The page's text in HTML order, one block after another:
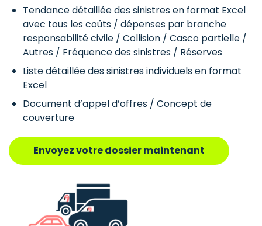
Tendance détaillée des sinistres en format Excel
avec tous les coûts / dépenses par branche
responsabilité civile / Collision / Casco partielle /
Autres / Fréquence des sinistres / Réserves
Liste détaillée des sinistres individuels en format
Excel
Document d’appel d’offres / Concept de
couverture
Envoyez votre dossier maintenant